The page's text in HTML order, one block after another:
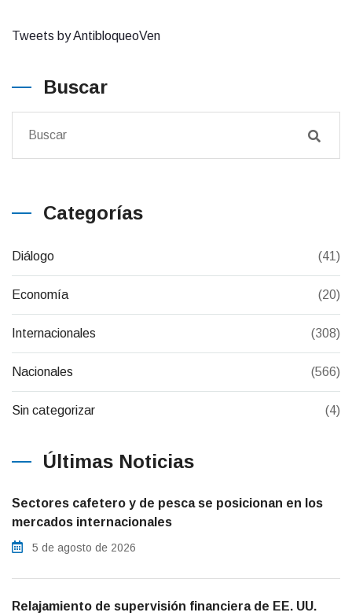
Tweets by AntibloqueoVen
Buscar
Categorías
Diálogo (41)
Economía (20)
Internacionales (308)
Nacionales (566)
Sin categorizar (4)
Últimas Noticias
Sectores cafetero y de pesca se posicionan en los
mercados internacionales
5 de agosto de 2026
Relajamiento de supervisión financiera de EE. UU.